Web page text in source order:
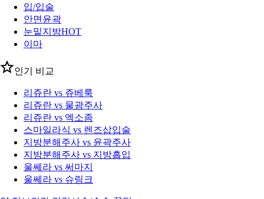
입/입술
안면윤곽
눈밑지방HOT
이마
인기 비교
리쥬란 vs 쥬베룩
리쥬란 vs 물광주사
리쥬란 vs 엑소좀
스마일라식 vs 렌즈삽입술
지방분해주사 vs 윤곽주사
지방분해주사 vs 지방흡입
울쎄라 vs 써마지
울쎄라 vs 슈링크